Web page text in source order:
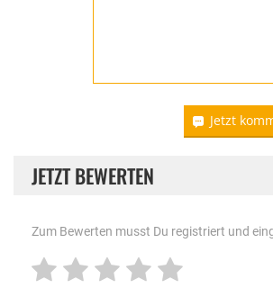
Jetzt
JETZT BEWERTEN
Zum Bewerten musst Du registriert und